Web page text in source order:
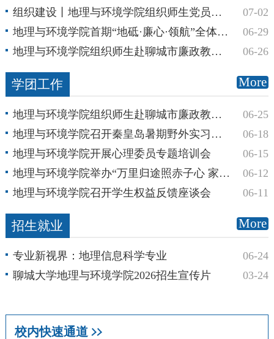
组织建设丨地理与环境学院组织师生党员收看庆祝中国共产党成立105周年大会直播
07-02
地理与环境学院首期“地砥·廉心·领航”全体教工专题微课开讲——全面学习贯彻学校第六次党代会精神
06-29
地理与环境学院组织师生赴聊城市廉政教育馆开展警示教育活动
06-26
学团工作 More
地理与环境学院组织师生赴聊城市廉政教育馆开展警示教育活动
06-25
地理与环境学院召开秦皇岛暑期野外实习权益答疑座谈会
06-18
地理与环境学院开展心理委员专题培训会
06-15
地理与环境学院举办“万里归途照赤子心 家国担当铸青春魂”观影活动
06-12
地理与环境学院召开学生权益反馈座谈会
06-11
招生就业 More
专业新视界：地理信息科学专业
06-24
聊城大学地理与环境学院2026招生宣传片
03-24
校内快速通道